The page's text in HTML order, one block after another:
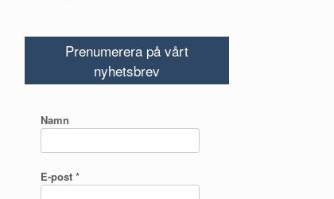
Prenumerera på vårt
nyhetsbrev
Namn
E-post*